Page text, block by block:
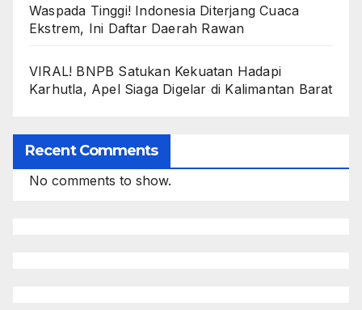
Waspada Tinggi! Indonesia Diterjang Cuaca
Ekstrem, Ini Daftar Daerah Rawan
VIRAL! BNPB Satukan Kekuatan Hadapi
Karhutla, Apel Siaga Digelar di Kalimantan Barat
Recent Comments
No comments to show.